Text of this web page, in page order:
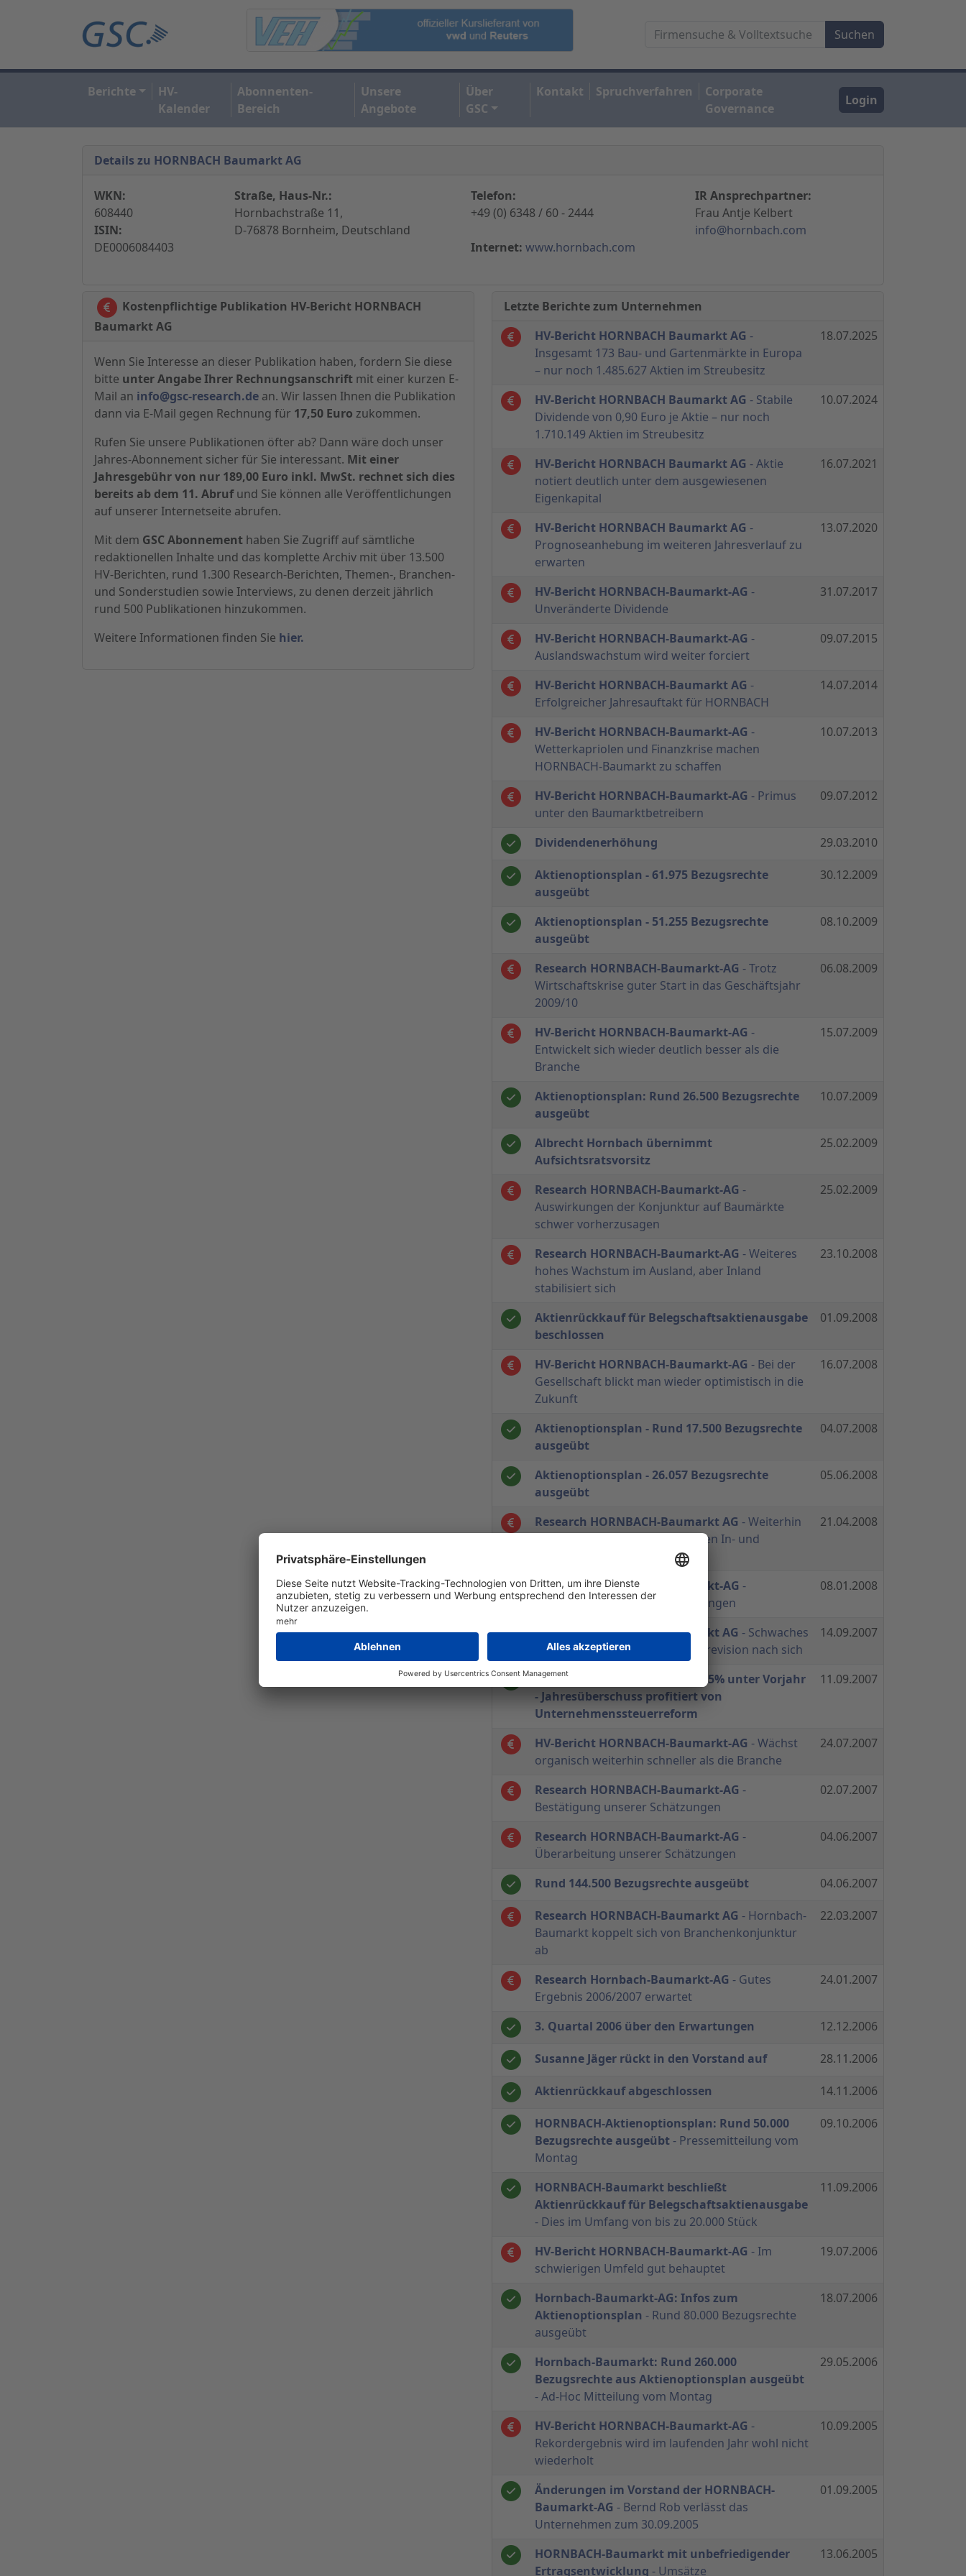
Berichte
HV-
Kalender
Abonnenten-
Bereich
Unsere
Angebote
Über
GSC
Kontakt Spruchverfahren
Corporate
Governance
Login
Details zu HORNBACH Baumarkt AG
WKN:
608440
ISIN:
DE0006084403
Straße, Haus-Nr.:
Hornbachstraße 11,
D-76878 Bornheim, Deutschland
Telefon:
+49 (0) 6348 / 60 - 2444
Internet: www.hornbach.com
IR Ansprechpartner:
Frau Antje Kelbert
info@hornbach.com
Kostenpflichtige Publikation HV-Bericht HORNBACH
Baumarkt AG
Wenn Sie Interesse an dieser Publikation haben, fordern Sie diese
bitte unter Angabe Ihrer Rechnungsanschrift mit einer kurzen E-
Mail an info@gsc-research.de an. Wir lassen Ihnen die Publikation
dann via E-Mail gegen Rechnung für 17,50 Euro zukommen.
Rufen Sie unsere Publikationen öfter ab? Dann wäre doch unser
Jahres-Abonnement sicher für Sie interessant. Mit einer
Jahresgebühr von nur 189,00 Euro inkl. MwSt. rechnet sich dies
bereits ab dem 11. Abrufund Sie können alle Veröffentlichungen
auf unserer Internetseite abrufen.
Mit dem GSC Abonnement haben Sie Zugriff auf sämtliche
redaktionellen Inhalte und das komplette Archiv mit über 13.500
HV-Berichten, rund 1.300 Research-Berichten, Themen-, Branchen-
und Sonderstudien sowie Interviews, zu denen derzeit jährlich
rund 500 Publikationen hinzukommen.
Weitere Informationen finden Sie hier.
Letzte Berichte zum Unternehmen
HV-Bericht HORNBACH Baumarkt AG -
Insgesamt 173 Bau- und Gartenmärkte in Europa
– nur noch 1.485.627 Aktien im Streubesitz
18.07.2025
HV-Bericht HORNBACH Baumarkt AG - Stabile
Dividende von 0,90 Euro je Aktie – nur noch
1.710.149 Aktien im Streubesitz
10.07.2024
HV-Bericht HORNBACH Baumarkt AG - Aktie
notiert deutlich unter dem ausgewiesenen
Eigenkapital
16.07.2021
HV-Bericht HORNBACH Baumarkt AG -
Prognoseanhebung im weiteren Jahresverlauf zu
erwarten
13.07.2020
HV-Bericht HORNBACH-Baumarkt-AG -
Unveränderte Dividende
31.07.2017
HV-Bericht HORNBACH-Baumarkt-AG -
Auslandswachstum wird weiter forciert
09.07.2015
HV-Bericht HORNBACH-Baumarkt AG -
Erfolgreicher Jahresauftakt für HORNBACH
14.07.2014
HV-Bericht HORNBACH-Baumarkt-AG -
Wetterkapriolen und Finanzkrise machen
HORNBACH-Baumarkt zu schaffen
10.07.2013
HV-Bericht HORNBACH-Baumarkt-AG - Primus
unter den Baumarktbetreibern
09.07.2012
Dividendenerhöhung 29.03.2010
Aktienoptionsplan - 61.975 Bezugsrechte
ausgeübt
30.12.2009
Aktienoptionsplan - 51.255 Bezugsrechte
ausgeübt
08.10.2009
Research HORNBACH-Baumarkt-AG - Trotz
Wirtschaftskrise guter Start in das Geschäftsjahr
2009/10
06.08.2009
HV-Bericht HORNBACH-Baumarkt-AG -
Entwickelt sich wieder deutlich besser als die
Branche
15.07.2009
Aktienoptionsplan: Rund 26.500 Bezugsrechte
ausgeübt
10.07.2009
Albrecht Hornbach übernimmt
Aufsichtsratsvorsitz
25.02.2009
Research HORNBACH-Baumarkt-AG -
Auswirkungen der Konjunktur auf Baumärkte
schwer vorherzusagen
25.02.2009
Research HORNBACH-Baumarkt-AG - Weiteres
hohes Wachstum im Ausland, aber Inland
stabilisiert sich
23.10.2008
Aktienrückkauf für Belegschaftsaktienausgabe
beschlossen
01.09.2008
HV-Bericht HORNBACH-Baumarkt-AG - Bei der
Gesellschaft blickt man wieder optimistisch in die
Zukunft
16.07.2008
Aktienoptionsplan - Rund 17.500 Bezugsrechte
ausgeübt
04.07.2008
Aktienoptionsplan - 26.057 Bezugsrechte
ausgeübt
05.06.2008
Research HORNBACH-Baumarkt AG - Weiterhin
gespaltene Entwicklung zwischen In- und
21.04.2008
Research HORNBACH-Baumarkt-AG -
Überarbeitung unserer Schätzungen
08.01.2008
Research HORNBACH-Baumarkt AG - Schwaches
zweites Quartal zieht Prognoserevision nach sich
14.09.2007
EBIT im 2. Quartal 2007/2008 15% unter Vorjahr
- Jahresüberschuss profitiert von
Unternehmenssteuerreform
11.09.2007
HV-Bericht HORNBACH-Baumarkt-AG - Wächst
organisch weiterhin schneller als die Branche
24.07.2007
Research HORNBACH-Baumarkt-AG -
Bestätigung unserer Schätzungen
02.07.2007
Research HORNBACH-Baumarkt-AG -
Überarbeitung unserer Schätzungen
04.06.2007
Rund 144.500 Bezugsrechte ausgeübt 04.06.2007
Research HORNBACH-Baumarkt AG - Hornbach-
Baumarkt koppelt sich von Branchenkonjunktur
ab
22.03.2007
Research Hornbach-Baumarkt-AG - Gutes
Ergebnis 2006/2007 erwartet
24.01.2007
3. Quartal 2006 über den Erwartungen 12.12.2006
Susanne Jäger rückt in den Vorstand auf 28.11.2006
Aktienrückkauf abgeschlossen 14.11.2006
HORNBACH-Aktienoptionsplan: Rund 50.000
Bezugsrechte ausgeübt- Pressemitteilung vom
Montag
09.10.2006
HORNBACH-Baumarkt beschließt
Aktienrückkauf für Belegschaftsaktienausgabe
- Dies im Umfang von bis zu 20.000 Stück
11.09.2006
HV-Bericht HORNBACH-Baumarkt-AG - Im
schwierigen Umfeld gut behauptet
19.07.2006
Hornbach-Baumarkt-AG: Infos zum
Aktienoptionsplan - Rund 80.000 Bezugsrechte
ausgeübt
18.07.2006
Hornbach-Baumarkt: Rund 260.000
Bezugsrechte aus Aktienoptionsplan ausgeübt
- Ad-Hoc Mitteilung vom Montag
29.05.2006
HV-Bericht HORNBACH-Baumarkt-AG -
Rekordergebnis wird im laufenden Jahr wohl nicht
wiederholt
10.09.2005
Änderungen im Vorstand der HORNBACH-
Baumarkt-AG - Bernd Rob verlässt das
Unternehmen zum 30.09.2005
01.09.2005
HORNBACH-Baumarkt mit unbefriedigender
Ertragsentwicklung - Umsätze
13.06.2005